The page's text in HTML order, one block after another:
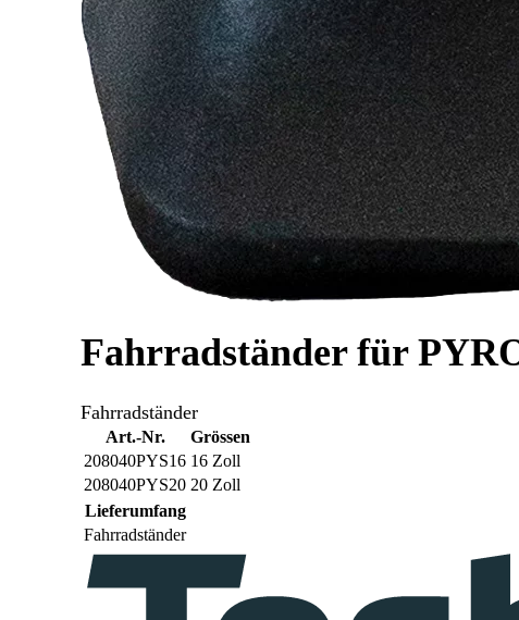
Fahrradständer für
Fahrradständer
Art.-Nr.
Grössen
208040PYS16 16 Zoll
208040PYS20 20 Zoll
Lieferumfang
Fahrradständer